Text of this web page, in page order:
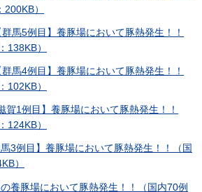
）
馬5例目】養豚場において豚熱発生！！
138KB）
馬4例目】養豚場において豚熱発生！！
102KB）
賀1例目】養豚場において豚熱発生！！
124KB）
3例目】養豚場において豚熱発生！！（国
）
養豚場において豚熱発生！！（国内70例